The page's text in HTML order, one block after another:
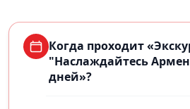
Когда проходит
"Наслаждайтесь
дней»?